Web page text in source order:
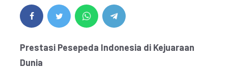
Prestasi Pesepeda Indonesia di Kejuaraan
Dunia